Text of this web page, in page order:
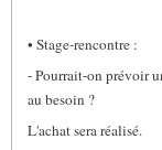
• Stage-rencontre :
- Pourrait-on prévoir
au besoin ?
L'achat sera réalisé.